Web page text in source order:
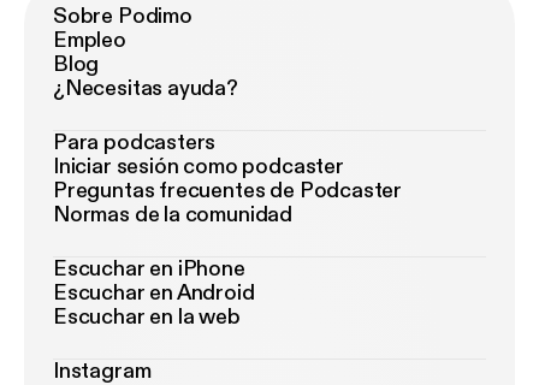
Sobre Podimo
Empleo
Blog
¿Necesitas ayuda?
Para podcasters
Iniciar sesión como podcaster
Preguntas frecuentes de Podcaster
Normas de la comunidad
Escuchar en iPhone
Escuchar en Android
Escuchar en la web
Instagram